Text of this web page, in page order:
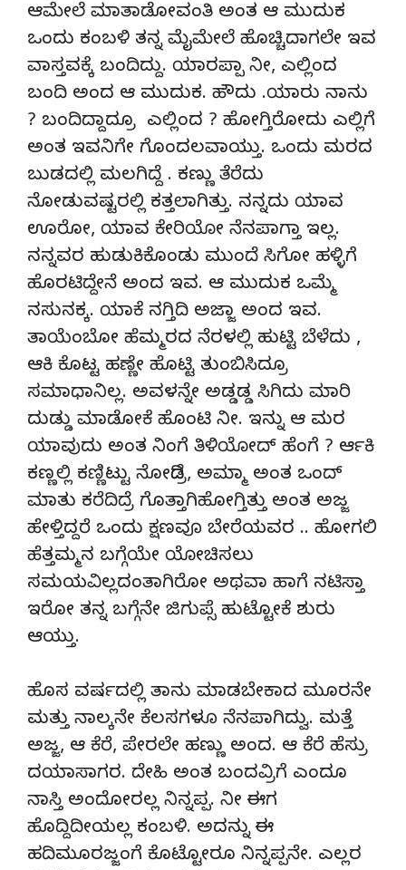
ಆಮೇಲೆ ಮಾತಾಡೋವಂತಿ ಅಂತ ಆ ಮುದುಕ
ಒಂದು ಕಂಬಳಿ ತನ್ನ ಮೈಮೇಲೆ ಹೊಚ್ಚಿದಾಗಲೇ ಇವ
ವಾಸ್ತವಕ್ಕೆ ಬಂದಿದ್ದು. ಯಾರಪ್ಪಾ ನೀ, ಎಲ್ಲಿಂದ
ಬಂದಿ ಅಂದ ಆ ಮುದುಕ. ಹೌದು .ಯಾರು ನಾನು
? ಬಂದಿದ್ದಾದ್ರೂ ಎಲ್ಲಿಂದ ? ಹೋಗ್ತಿರೋದು ಎಲ್ಲಿಗೆ
ಅಂತ ಇವನಿಗೇ ಗೊಂದಲವಾಯ್ತು. ಒಂದು ಮರದ
ಬುಡದಲ್ಲಿ ಮಲಗಿದ್ದೆ . ಕಣ್ಣು ತೆರೆದು
ನೋಡುವಷ್ಟರಲ್ಲಿ ಕತ್ತಲಾಗಿತ್ತು. ನನ್ನದು ಯಾವ
ಊರೋ, ಯಾವ ಕೇರಿಯೋ ನೆನಪಾಗ್ತಾ ಇಲ್ಲ.
ನನ್ನವರ ಹುಡುಕಿಕೊಂಡು ಮುಂದೆ ಸಿಗೋ ಹಳ್ಳಿಗೆ
ಹೊರಟಿದ್ದೇನೆ ಅಂದ ಇವ. ಆ ಮುದುಕ ಒಮ್ಮೆ
ನಸುನಕ್ಕ. ಯಾಕೆ ನಗ್ತಿದಿ ಅಜ್ಜಾ ಅಂದ ಇವ.
ತಾಯೆಂಬೋ ಹೆಮ್ಮರದ ನೆರಳಲ್ಲಿ ಹುಟ್ಟಿ ಬೆಳೆದು ,
ಆಕಿ ಕೊಟ್ಟ ಹಣ್ಣೇ ಹೊಟ್ಟಿ ತುಂಬಿಸಿದ್ರೂ
ಸಮಾಧಾನಿಲ್ಲ. ಅವಳನ್ನೇ ಅಡ್ಡಡ್ಡ ಸಿಗಿದು ಮಾರಿ
ದುಡ್ಡು ಮಾಡೋಕೆ ಹೊಂಟಿ ನೀ. ಇನ್ನು ಆ ಮರ
ಯಾವುದು ಅಂತ ನಿಂಗೆ ತಿಳಿಯೋದ್ ಹೆಂಗೆ ? ರ್ಆಕಿ
ಕಣ್ಣಲ್ಲಿ ಕಣ್ಣಿಟ್ಟು ನೋಡಿದ್ರೆ, ಅಮ್ಮಾ ಅಂತ ಒಂದ್
ಮಾತು ಕರೆದಿದ್ರೆ ಗೊತ್ತಾಗಿಹೋಗ್ತಿತ್ತು ಅಂತ ಅಜ್ಜ
ಹೇಳ್ತಿದ್ದರೆ ಒಂದು ಕ್ಷಣವೂ ಬೇರೆಯವರ .. ಹೋಗಲಿ
ಹೆತ್ತಮ್ಮನ ಬಗ್ಗೆಯೇ ಯೋಚಿಸಲು
ಸಮಯವಿಲ್ಲದಂತಾಗಿರೋ ಅಥವಾ ಹಾಗೆ ನಟಿಸ್ತಾ
ಇರೋ ತನ್ನ ಬಗ್ಗೆನೇ ಜಿಗುಪ್ಸೆ ಹುಟ್ಟೋಕೆ ಶುರು
ಆಯ್ತು.
ಹೊಸ ವರ್ಷದಲ್ಲಿ ತಾನು ಮಾಡಬೇಕಾದ ಮೂರನೇ
ಮತ್ತು ನಾಲ್ಕನೇ ಕೆಲಸಗಳೂ ನೆನಪಾಗಿದ್ವು. ಮತ್ತೆ
ಅಜ್ಜ, ಆ ಕೆರೆ, ಪೇರಲೇ ಹಣ್ಣು ಅಂದ. ಆ ಕೆರೆ ಹೆಸ್ರು
ದಯಾಸಾಗರ. ದೇಹಿ ಅಂತ ಬಂದವ್ರಿಗೆ ಎಂದೂ
ನಾಸ್ತಿ ಅಂದೋರಲ್ಲ ನಿನ್ನಪ್ಪ. ನೀ ಈಗ
ಹೊದ್ದಿದೀಯಲ್ಲ ಕಂಬಳಿ. ಅದನ್ನು ಈ
ಹದಿಮೂರಜ್ಜಂಗೆ ಕೊಟ್ಟೋರೂ ನಿನ್ನಪ್ಪನೇ. ಎಲ್ಲರ